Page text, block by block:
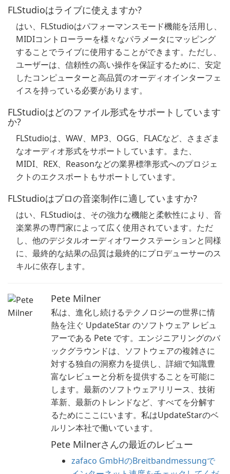
FLStudioはライブに使えますか?
はい、FLStudioはパフォーマンスモード機能を活用し、
MIDIコントローラーを様々なパラメータにマッピング
することでライブに使用することができます。ただし、
ユーザーは、信頼性の高い操作を保証するために、安定
したコンピューターと高品質のオーディオインターフェ
イスを持っている必要があります。
FLStudioはどのファイル形式をサポートしています
か?
FLStudioは、WAV、MP3、OGG、FLACなど、さまざま
なオーディオ形式をサポートしています。また、
MIDI、REX、Reasonなどの業界標準形式へのプロジェ
クトのエクスポートもサポートしています。
FLStudioはプロの音楽制作に適していますか?
はい、FLStudioは、その強力な機能と柔軟性により、音
楽業界の専門家によって広く使用されています。ただ
し、他のデジタルオーディオワークステーションと同様
に、最終的な結果の品質は最終的にプロデューサーのス
キルに依存します。
Pete Milner
私は、進化し続けるテクノロジーの世界に情
熱を注ぐ UpdateStar のソフトウェア レビュ
アーである Pete です。エンジニアリングのバ
ックグラウンドは、ソフトウェアの複雑さに
対する独自の洞察力を提供し、詳細で知識豊
富なレビューと分析を提供することを可能に
します。最新のソフトウェアリリース、技術
革新、最新のトレンドなど、すべてを分解す
るためにここにいます。私はUpdateStarのベ
ルリン本社で働いています。
Pete Milnerさんの最近のレビュー
zafaco GmbHのBreitbandmessungで